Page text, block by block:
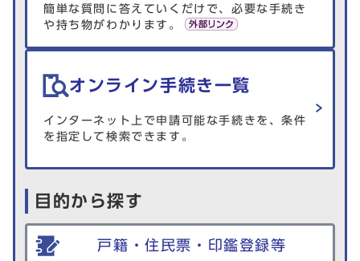
簡単な質問に答えていくだけで、必要な手続き
や持ち物がわかります。
オンライン手続き一覧
インターネット上で申請可能な手続きを、条件
を指定して検索できます。
目的から探す
戸籍・住民票・印鑑登録等